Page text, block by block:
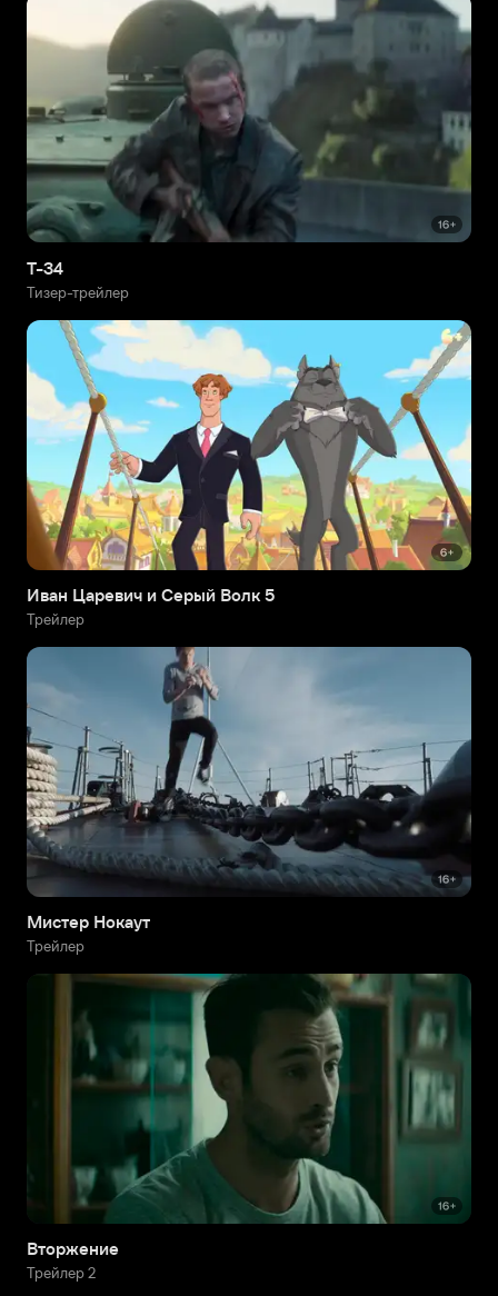
Т-34
Тизер-трейлер
Иван Царевич и Серый Волк 5
Трейлер
Мистер Нокаут
Трейлер
Вторжение
Трейлер 2